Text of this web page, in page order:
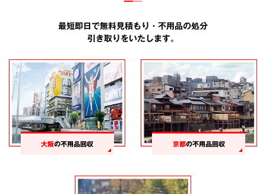
アルバム 畳
食器棚 ライター
鏡 水槽
婚礼家具
最短即日で無料見積もり・不用品の処分
引き取りをいたします。
大阪の不用品回収 京都の不用品回収